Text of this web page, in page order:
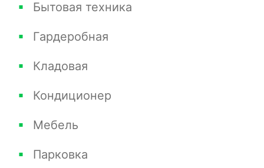
Бытовая техника
Гардеробная
Кладовая
Кондиционер
Мебель
Парковка